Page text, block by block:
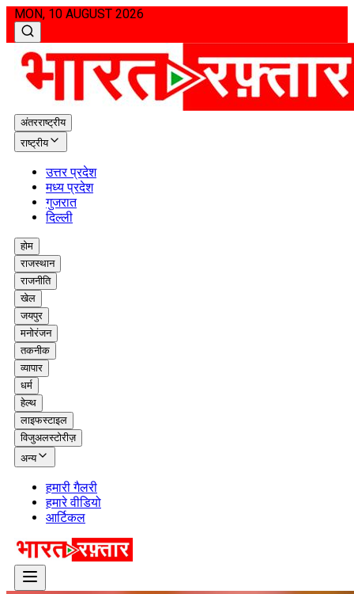
MON, 10 AUGUST 2026
अंतरराष्ट्रीय
राष्ट्रीय
उत्तर प्रदेश
मध्य प्रदेश
गुजरात
दिल्ली
होम
राजस्थान
राजनीति
खेल
जयपुर
मनोरंजन
तकनीक
व्यापार
धर्म
हेल्थ
लाइफस्टाइल
विजुअलस्टोरीज़
अन्य
हमारी गैलरी
हमारे वीडियो
आर्टिकल